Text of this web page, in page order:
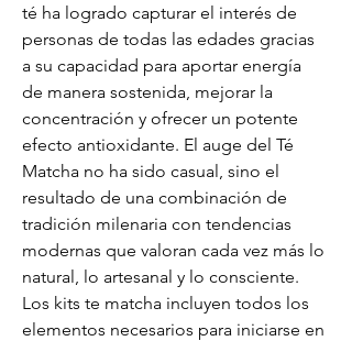
té ha logrado capturar el interés de
personas de todas las edades gracias
a su capacidad para aportar energía
de manera sostenida, mejorar la
concentración y ofrecer un potente
efecto antioxidante. El auge del Té
Matcha no ha sido casual, sino el
resultado de una combinación de
tradición milenaria con tendencias
modernas que valoran cada vez más lo
natural, lo artesanal y lo consciente.
Los kits te matcha incluyen todos los
elementos necesarios para iniciarse en